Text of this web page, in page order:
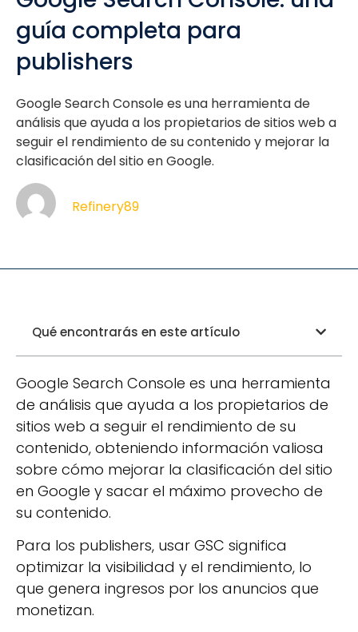
guía completa para
publishers
Google Search Console es una herramienta de
análisis que ayuda a los propietarios de sitios web a
seguir el rendimiento de su contenido y mejorar la
clasificación del sitio en Google.
Refinery89
Qué encontrarás en este artículo
Google Search Console es una herramienta
de análisis que ayuda a los propietarios de
sitios web a seguir el rendimiento de su
contenido, obteniendo información valiosa
sobre cómo mejorar la clasificación del sitio
en Google y sacar el máximo provecho de
su contenido.
Para los publishers, usar GSC significa
optimizar la visibilidad y el rendimiento, lo
que genera ingresos por los anuncios que
monetizan.